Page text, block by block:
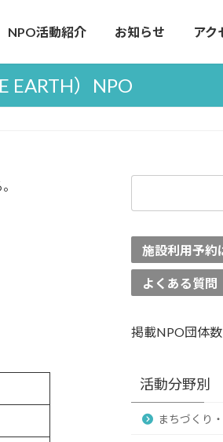
NPO活動紹介 お知らせ アク
EARTH）NPO
施設利用予約
よくある質問
掲載NPO団体
活動分野別
まちづくり